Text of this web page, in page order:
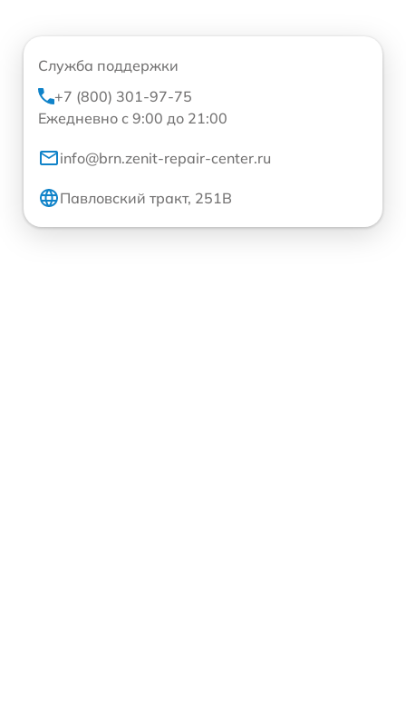
Служба поддержки
+7 (800) 301-97-75
Ежедневно с 9:00 до 21:00
info@brn.zenit-repair-center.ru
Павловский тракт, 251В